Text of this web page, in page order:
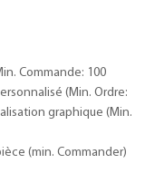
Commande: 100
(Min. Ordre:
graphique (Min.
(min. Commander)